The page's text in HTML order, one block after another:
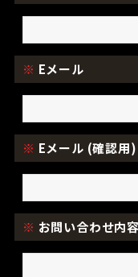
※ Eメール
※ Eメール (確認用)
※ お問い合わせ内容